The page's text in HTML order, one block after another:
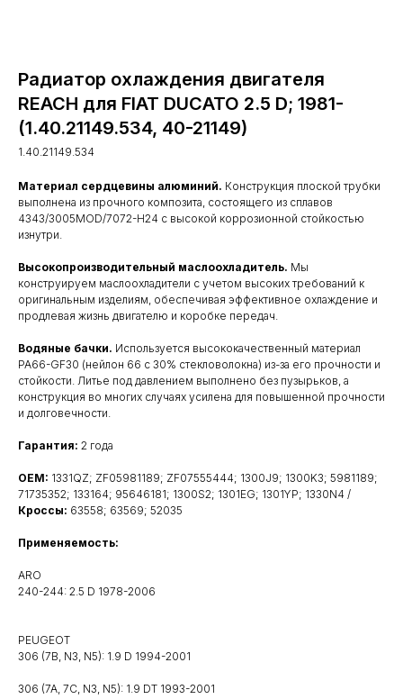
Радиатор охлаждения двигателя
REACH для FIAT DUCATO 2.5 D; 1981-
(1.40.21149.534, 40-21149)
1.40.21149.534
Материал сердцевины алюминий. Конструкция плоской трубки
выполнена из прочного композита, состоящего из сплавов
4343/3005MOD/7072-H24 с высокой коррозионной стойкостью
изнутри.
Высокопроизводительный маслоохладитель. Мы
конструируем маслоохладители с учетом высоких требований к
оригинальным изделиям, обеспечивая эффективное охлаждение и
продлевая жизнь двигателю и коробке передач.
Водяные бачки. Используется высококачественный материал
PA66-GF30 (нейлон 66 с 30% стекловолокна) из-за его прочности и
стойкости. Литье под давлением выполнено без пузырьков, а
конструкция во многих случаях усилена для повышенной прочности
и долговечности.
Гарантия: 2 года
OEM: 1331QZ; ZF05981189; ZF07555444; 1300J9; 1300K3; 5981189;
71735352; 133164; 95646181; 1300S2; 1301EG; 1301YP; 1330N4 /
Кроссы: 63558; 63569; 52035
Применяемость:
ARO
240-244: 2.5 D 1978-2006
PEUGEOT
306 (7B, N3, N5): 1.9 D 1994-2001
306 (7A, 7C, N3, N5): 1.9 DT 1993-2001